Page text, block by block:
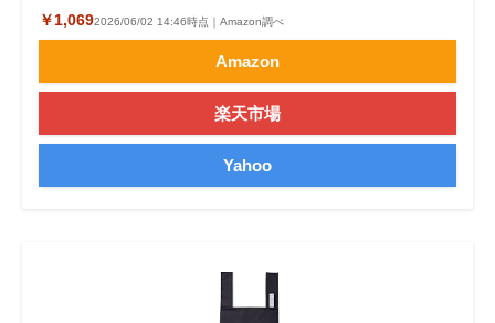
￥1,0692026/06/02 14:46時点｜Amazon調べ
Amazon
楽天市場
Yahoo